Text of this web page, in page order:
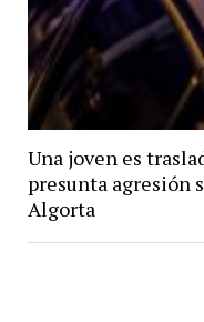
Una joven es
presunta agresión
Algorta